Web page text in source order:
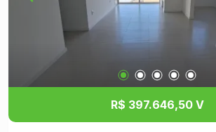
R$ 397.646,50 V